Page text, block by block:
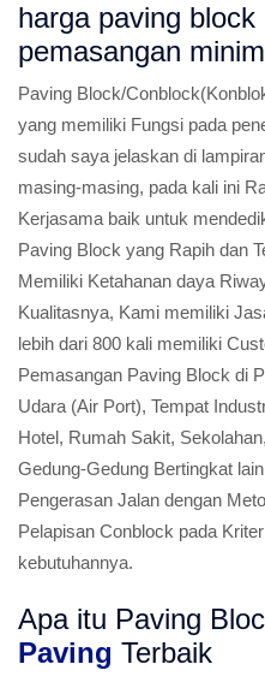
harga paving
pemasangan
Paving Block/
yang memiliki Fungsi pada
sudah saya jelaskan di
masing-masing, pada kali ini
Kerjasama baik untuk
Paving Block yang Rapih dan
Memiliki Ketahanan daya
Kualitasnya, Kami memiliki
lebih dari 800 kali memiliki
Pemasangan Paving Block di
Udara (Air Port), Tempat
Hotel, Rumah Sakit,
Gedung-Gedung Bertingkat
Pengerasan Jalan dengan
Pelapisan Conblock pada
kebutuhannya.
Apa itu Paving
Paving Terbaik